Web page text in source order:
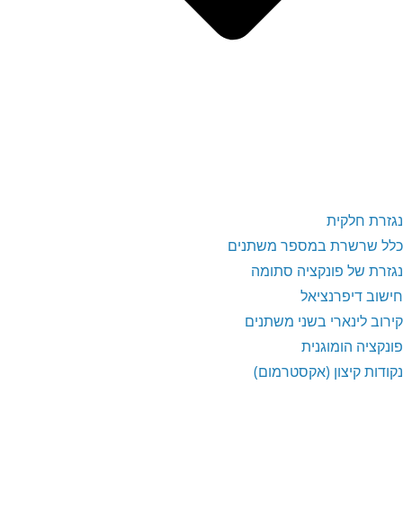
נגזרת חלקית
כלל שרשרת במספר משתנים
נגזרת של פונקציה סתומה
חישוב דיפרנציאל
קירוב לינארי בשני משתנים
פונקציה הומוגנית
נקודות קיצון (אקסטרמום)